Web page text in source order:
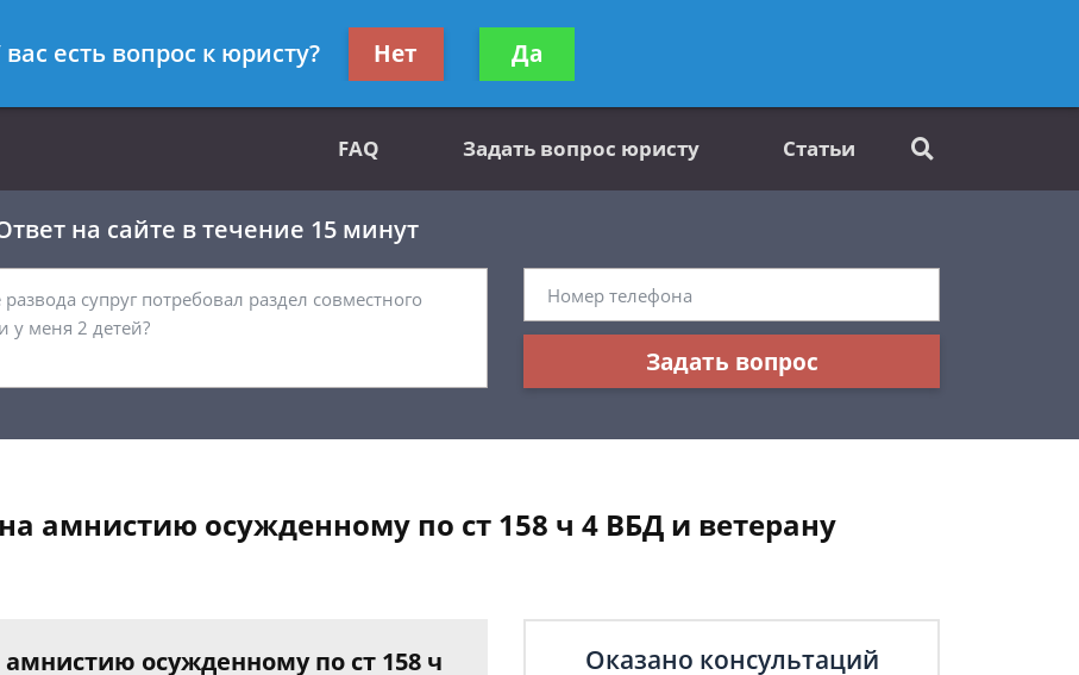
делам
Получите консультацию
бесплатно
FAQ Задать вопрос юристу Статьи
на сайте в течение 15 минут
Задать вопрос
амнистию осужденному по ст 158 ч 4 ВБД и ветерану
осужденному по ст 158 ч
Оказано консультаций
вас есть вопрос к юристу? Нет Да